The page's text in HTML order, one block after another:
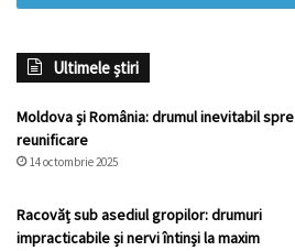
Ultimele știri
Moldova și România: drumul inevitabil spre
reunificare
14 octombrie 2025
Racovăț sub asediul gropilor: drumuri
impracticabile și nervi întinși la maxim